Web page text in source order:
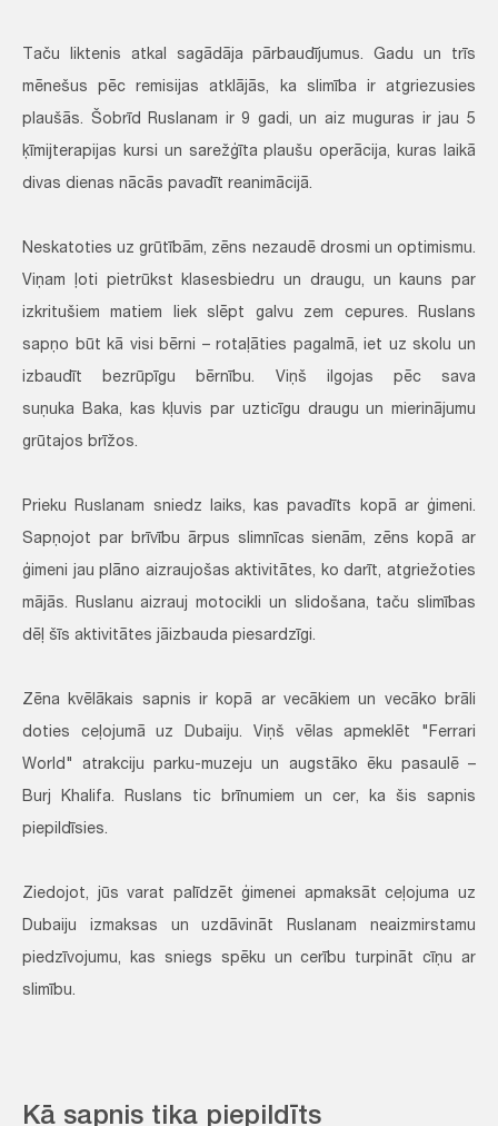
Taču liktenis atkal sagādāja pārbaudījumus. Gadu un trīs
mēnešus pēc remisijas atklājās, ka slimība ir atgriezusies
plaušās. Šobrīd Ruslanam ir 9 gadi, un aiz muguras ir jau 5
ķīmijterapijas kursi un sarežģīta plaušu operācija, kuras laikā
divas dienas nācās pavadīt reanimācijā.
Neskatoties uz grūtībām, zēns nezaudē drosmi un optimismu.
Viņam ļoti pietrūkst klasesbiedru un draugu, un kauns par
izkritušiem matiem liek slēpt galvu zem cepures. Ruslans
sapņo būt kā visi bērni – rotaļāties pagalmā, iet uz skolu un
izbaudīt bezrūpīgu bērnību. Viņš ilgojas pēc sava
suņuka Baka, kas kļuvis par uzticīgu draugu un mierinājumu
grūtajos brīžos.
Prieku Ruslanam sniedz laiks, kas pavadīts kopā ar ģimeni.
Sapņojot par brīvību ārpus slimnīcas sienām, zēns kopā ar
ģimeni jau plāno aizraujošas aktivitātes, ko darīt, atgriežoties
mājās. Ruslanu aizrauj motocikli un slidošana, taču slimības
dēļ šīs aktivitātes jāizbauda piesardzīgi.
Zēna kvēlākais sapnis ir kopā ar vecākiem un vecāko brāli
doties ceļojumā uz Dubaiju. Viņš vēlas apmeklēt "Ferrari
World" atrakciju parku-muzeju un augstāko ēku pasaulē –
Burj Khalifa. Ruslans tic brīnumiem un cer, ka šis sapnis
piepildīsies.
Ziedojot, jūs varat palīdzēt ģimenei apmaksāt ceļojuma uz
Dubaiju izmaksas un uzdāvināt Ruslanam neaizmirstamu
piedzīvojumu, kas sniegs spēku un cerību turpināt cīņu ar
slimību.
Kā sapnis tika piepildīts